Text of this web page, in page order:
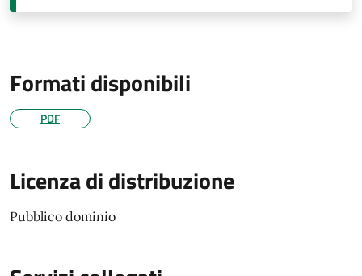
Formati disponibili
PDF
Licenza di distribuzione
Pubblico dominio